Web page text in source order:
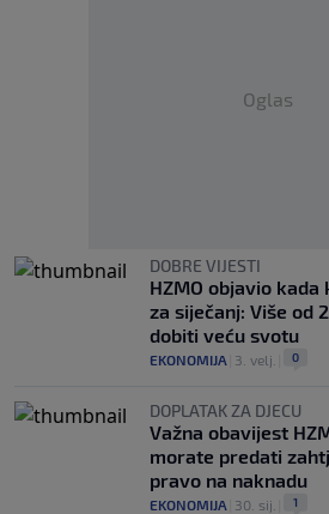
Oglas
DOBRE VIJESTI
HZMO objavio
za siječanj: Više od
dobiti veću svotu
EKONOMIJA 3. velj. 0
DOPLATAK ZA DJECU
Važna obavijest
morate predati
pravo na naknadu
EKONOMIJA 30. sij. 1